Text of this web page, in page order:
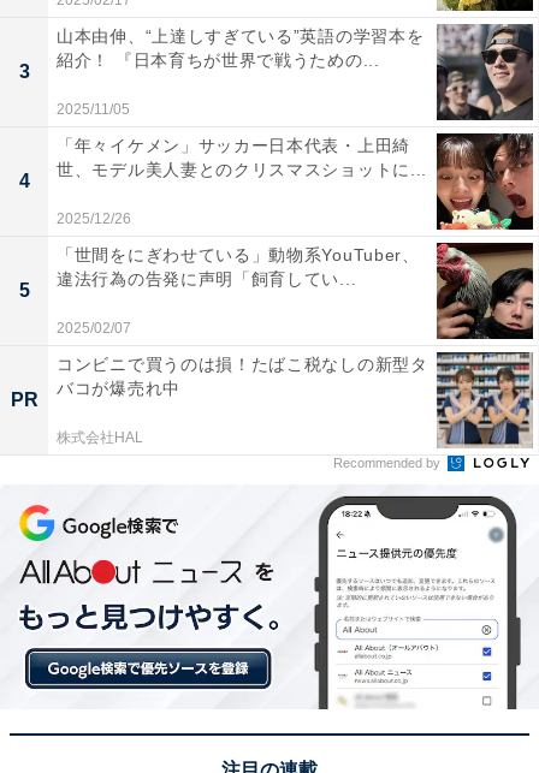
3
山本由伸、“上達しすぎている”英語の学習本を
紹介！ 『日本育ちが世界で戦うための...
2025/11/05
4
「年々イケメン」サッカー日本代表・上田綺
世、モデル美人妻とのクリスマスショットに...
2025/12/26
5
「世間をにぎわせている」動物系YouTuber、
違法行為の告発に声明「飼育してい...
2025/02/07
PR
コンビニで買うのは損！たばこ税なしの新型タ
バコが爆売れ中
株式会社HAL
Recommended by